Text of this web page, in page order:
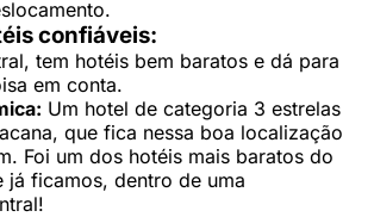
confiáveis:
tem hotéis bem baratos e dá para
em conta.
Um hotel de categoria 3 estrelas
que fica nessa boa localização
Foi um dos hotéis mais baratos do
já ficamos, dentro de uma